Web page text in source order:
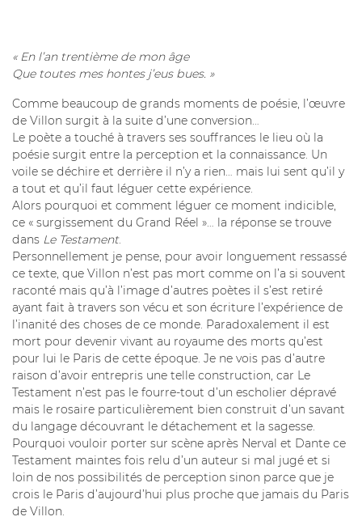
« En l’an trentième de mon âge
Que toutes mes hontes j’eus bues. »
Comme beaucoup de grands moments de poésie, l’œuvre
de Villon surgit à la suite d’une conversion…
Le poète a touché à travers ses souffrances le lieu où la
poésie surgit entre la perception et la connaissance. Un
voile se déchire et derrière il n’y a rien… mais lui sent qu’il y
a tout et qu’il faut léguer cette expérience.
Alors pourquoi et comment léguer ce moment indicible,
ce « surgissement du Grand Réel »… la réponse se trouve
dans Le Testament.
Personnellement je pense, pour avoir longuement ressassé
ce texte, que Villon n’est pas mort comme on l’a si souvent
raconté mais qu’à l’image d’autres poètes il s’est retiré
ayant fait à travers son vécu et son écriture l’expérience de
l’inanité des choses de ce monde. Paradoxalement il est
mort pour devenir vivant au royaume des morts qu’est
pour lui le Paris de cette époque. Je ne vois pas d’autre
raison d’avoir entrepris une telle construction, car Le
Testament n’est pas le fourre-tout d’un escholier dépravé
mais le rosaire particulièrement bien construit d’un savant
du langage découvrant le détachement et la sagesse.
Pourquoi vouloir porter sur scène après Nerval et Dante ce
Testament maintes fois relu d’un auteur si mal jugé et si
loin de nos possibilités de perception sinon parce que je
crois le Paris d’aujourd’hui plus proche que jamais du Paris
de Villon.